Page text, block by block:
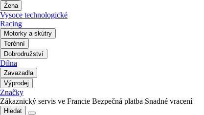
Žena
Vysoce technologické
Racing
Motorky a skútry
Terénní
Dobrodružství
Dílna
Zavazadla
Výprodej
Značky
Zákaznický servis ve Francie Bezpečná platba Snadné vracení
Hledat